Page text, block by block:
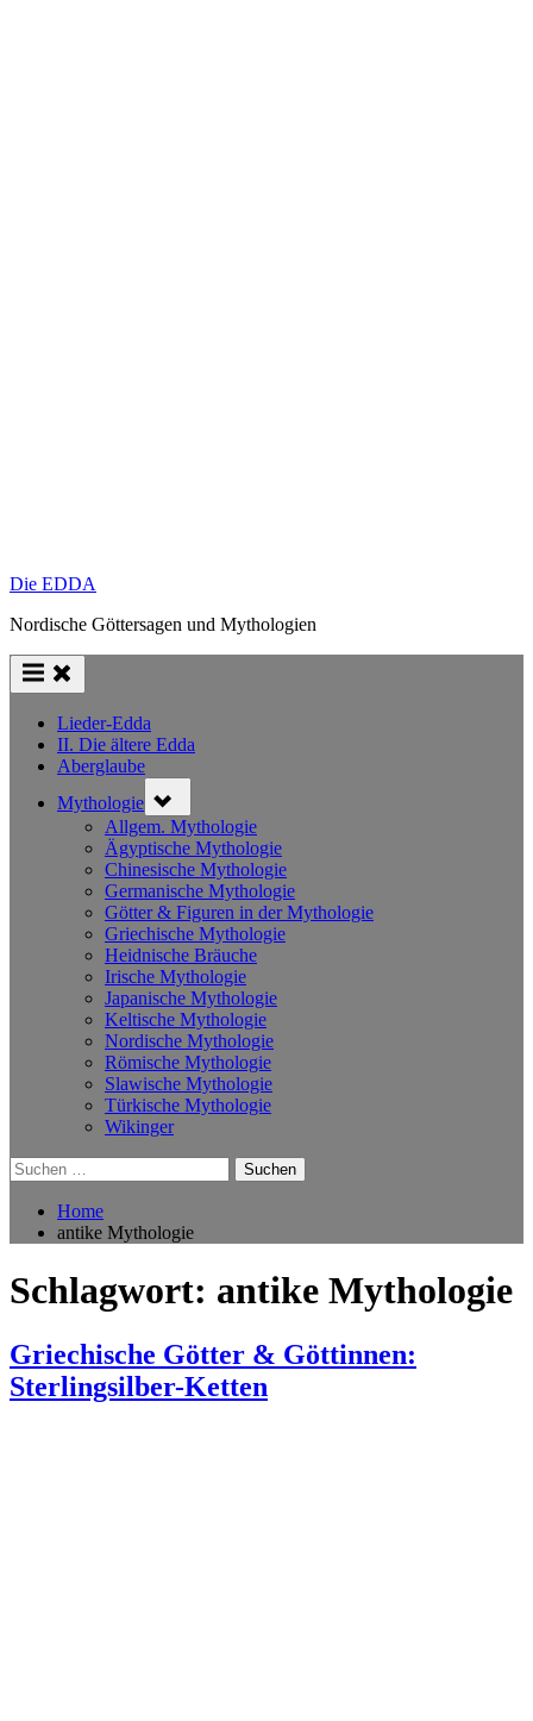
Die EDDA
Nordische Göttersagen und Mythologien
Lieder-Edda
II. Die ältere Edda
Aberglaube
Mythologie sub-
menu
Allgem. Mythologie
Ägyptische Mythologie
Chinesische Mythologie
Germanische Mythologie
Götter & Figuren in der Mythologie
Griechische Mythologie
Heidnische Bräuche
Irische Mythologie
Japanische Mythologie
Keltische Mythologie
Nordische Mythologie
Römische Mythologie
Slawische Mythologie
Türkische Mythologie
Wikinger
Suchen
nach:
Home
antike Mythologie
Schlagwort: antike Mythologie
Griechische Götter & Göttinnen:
Sterlingsilber-Ketten